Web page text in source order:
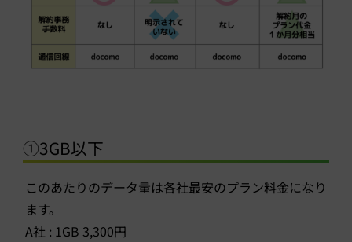
①3GB以下
このあたりのデータ量は各社最安のプラン料金になり
ます。
A社 : 1GB 3,300円